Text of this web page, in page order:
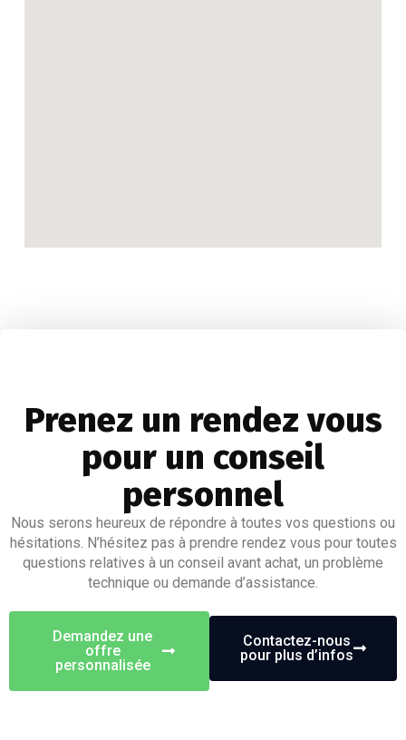
Prenez un rendez vous
pour un conseil
personnel
Nous serons heureux de répondre à toutes vos questions ou
hésitations. N’hésitez pas à prendre rendez vous pour toutes
questions relatives à un conseil avant achat, un problème
technique ou demande d’assistance.
Demandez une
offre
personnalisée
Contactez-nous
pour plus d’infos